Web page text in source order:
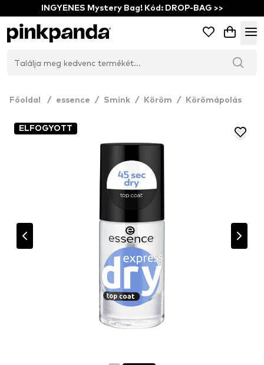
INGYENES Mystery Bag! Kód: DROP-BAG >>
Főoldal / essence / Smink / Köröm / Körömápolás
ELFOGYOTT